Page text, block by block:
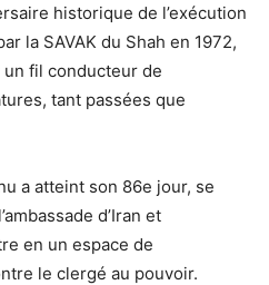
historique de l’exécution
la SAVAK du Shah en 1972,
fil conducteur de
tant passées que
a atteint son 86e jour, se
d’Iran et
en un espace de
le clergé au pouvoir.